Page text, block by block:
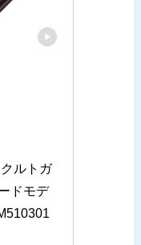
ルトガ
ドモデ